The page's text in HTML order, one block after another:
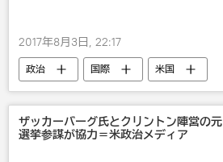
2017年8月3日, 22:17
政治 国際
米国
ドナルド・トランプ
制裁
戦争・紛争・対立・外交
ザッカーバーグ氏とクリントン陣営の元
選挙参謀が協力＝米政治メディア